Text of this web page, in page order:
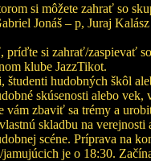
si môžete zahrať so
Jonáš – p, Juraj
príďte si zahrať/zaspievať
klube JazzTikot.
študenti hudobných škôl
skúsenosti alebo vek,
vám zbaviť sa trémy a
skladbu na
scéne. Príprava na
je o 18:30.